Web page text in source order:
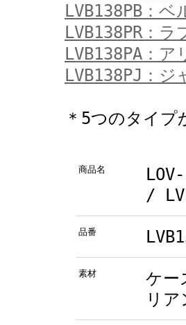
LVB138PB：ベ
LVB138PR：
LVB138PA：ア
LVB138PJ：ジ
＊5つのタイ
商品名
/
品番
素材
ケー
リ